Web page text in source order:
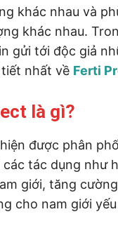
khác nhau và
khác nhau.
gửi tới độc giả
nhất về Ferti
là gì?
hiện được phân
tác dụng như
giới, tăng
cho nam giới